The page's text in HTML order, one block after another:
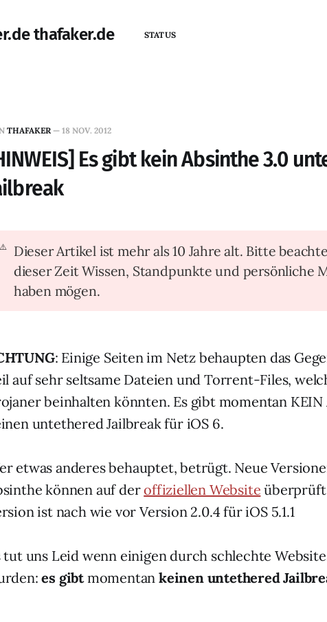
thafaker.de STATUS
THAFAKER — 18 NOV. 2012
Es gibt kein Absinthe 3.0
Dieser Artikel ist mehr als 10 Jahre alt. Bitte
dieser Zeit Wissen, Standpunkte und persönliche
haben mögen.
: Einige Seiten im Netz behaupten das
auf sehr seltsame Dateien und Torrent-Files,
beinhalten könnten. Es gibt momentan
untethered Jailbreak für iOS 6.
etwas anderes behauptet, betrügt. Neue
können auf deroffiziellen Website überprüft
ist nach wie vor Version 2.0.4 für iOS 5.1.1
tut uns Leid wenn einigen durch schlechte
es gibtmomentankeinen untethered